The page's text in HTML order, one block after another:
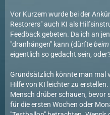
Vor Kurzem wurde bei der
Restorers" auch KI als
Feedback gebeten. Da ich an
"dranhängen" kann (dürfte
eigentlich so gedacht sein,
Grundsätzlich könnte man mal
Hilfe von KI leichter zu
Mensch drüber schauen, bevor
für die ersten Wochen oder